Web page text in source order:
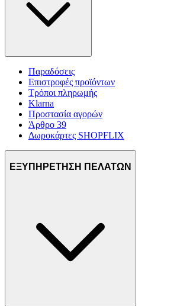
Παραδόσεις
Επιστροφές προϊόντων
Τρόποι πληρωμής
Klarna
Προστασία αγορών
Άρθρο 39
Δωροκάρτες SHOPFLIX
ΕΞΥΠΗΡΕΤΗΣΗ ΠΕΛΑΤΩΝ